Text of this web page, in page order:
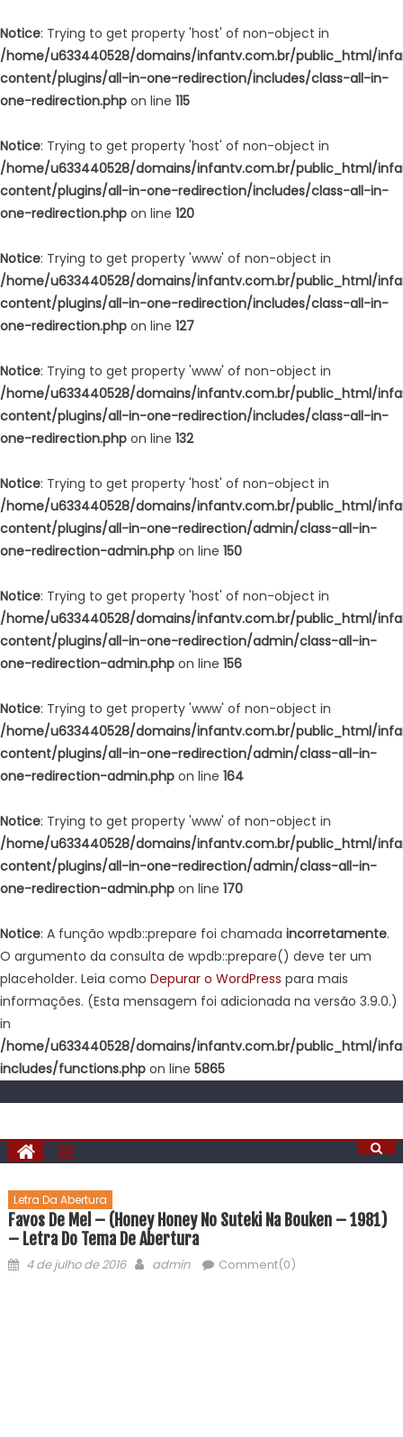
Notice: Trying to get property 'host' of non-object in
/home/u633440528/domains/infantv.com.br/public_html/
content/plugins/all-in-one-redirection/includes/class-all-in-
one-redirection.php on line 115
Notice: Trying to get property 'host' of non-object in
/home/u633440528/domains/infantv.com.br/public_html/
content/plugins/all-in-one-redirection/includes/class-all-in-
one-redirection.php on line 120
Notice: Trying to get property 'www' of non-object in
/home/u633440528/domains/infantv.com.br/public_html/
content/plugins/all-in-one-redirection/includes/class-all-in-
one-redirection.php on line 127
Notice: Trying to get property 'www' of non-object in
/home/u633440528/domains/infantv.com.br/public_html/
content/plugins/all-in-one-redirection/includes/class-all-in-
one-redirection.php on line 132
Notice: Trying to get property 'host' of non-object in
/home/u633440528/domains/infantv.com.br/public_html/
content/plugins/all-in-one-redirection/admin/class-all-in-
one-redirection-admin.php on line 150
Notice: Trying to get property 'host' of non-object in
/home/u633440528/domains/infantv.com.br/public_html/
content/plugins/all-in-one-redirection/admin/class-all-in-
one-redirection-admin.php on line 156
Notice: Trying to get property 'www' of non-object in
/home/u633440528/domains/infantv.com.br/public_html/
content/plugins/all-in-one-redirection/admin/class-all-in-
one-redirection-admin.php on line 164
Notice: Trying to get property 'www' of non-object in
/home/u633440528/domains/infantv.com.br/public_html/
content/plugins/all-in-one-redirection/admin/class-all-in-
one-redirection-admin.php on line 170
Notice: A função wpdb::prepare foi chamada incorretamente.
O argumento da consulta de wpdb::prepare() deve ter um
placeholder. Leia como Depurar o WordPress para mais
informações. (Esta mensagem foi adicionada na versão 3.9.0.)
in
/home/u633440528/domains/infantv.com.br/public_html/
includes/functions.php on line 5865
Letra Da Abertura
Favos De Mel – (Honey Honey No Suteki Na Bouken – 1981)
– Letra Do Tema De Abertura
4 de julho de 2016 admin Comment(0)